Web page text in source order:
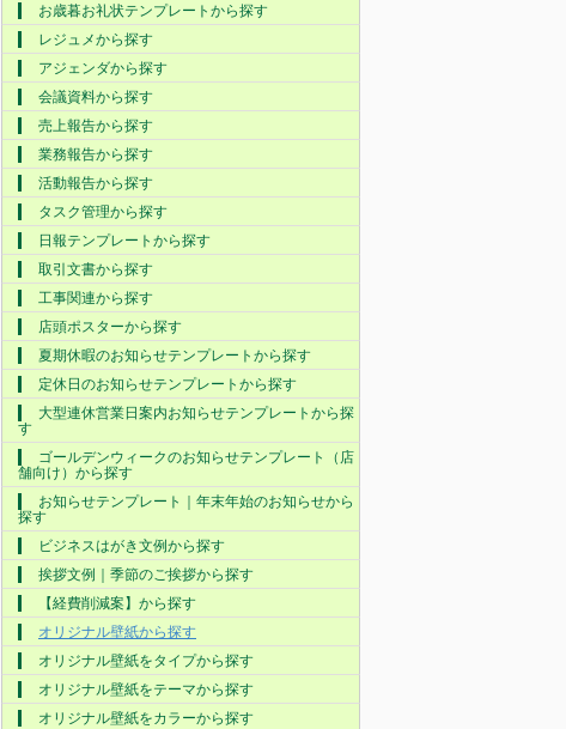
お歳暮お礼状テンプレートから探す
レジュメから探す
アジェンダから探す
会議資料から探す
売上報告から探す
業務報告から探す
活動報告から探す
タスク管理から探す
日報テンプレートから探す
取引文書から探す
工事関連から探す
店頭ポスターから探す
夏期休暇のお知らせテンプレートから探す
定休日のお知らせテンプレートから探す
大型連休営業日案内お知らせテンプレートから探
す
ゴールデンウィークのお知らせテンプレート（店
舗向け）から探す
お知らせテンプレート｜年末年始のお知らせから
探す
ビジネスはがき文例から探す
挨拶文例｜季節のご挨拶から探す
【経費削減案】から探す
オリジナル壁紙から探す
オリジナル壁紙をタイプから探す
オリジナル壁紙をテーマから探す
オリジナル壁紙をカラーから探す